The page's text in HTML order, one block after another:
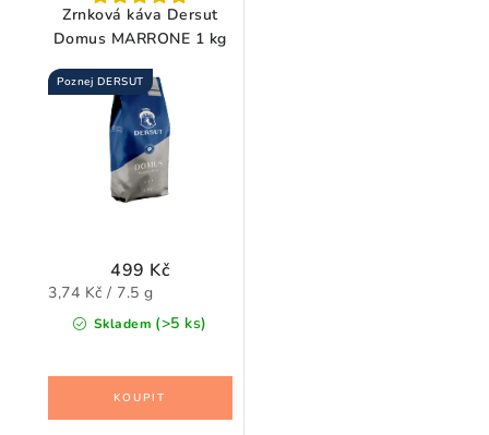
Zrnková káva Dersut
Domus MARRONE 1 kg
Poznej DERSUT
Skladem (>5 ks)
499 Kč
Měrná
cena:
3,74 Kč / 7.5 g